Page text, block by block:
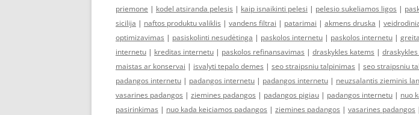
priemone | kodel atsiranda pelesis | kaip isnaikinti pelesi | pelesio sukeliamos ligos |
sicilija | naftos produktu valiklis | vandens filtrai | patarimai | akmens druska |
optimizavimas | pasiskolinti nesudėtinga | paskolos internetu | paskolos internetu |
internetu | kreditas internetu | paskolos refinansavimas | draskykles katems |
maistas ar konservai | isvalyti tepalo demes | seo straipsniu talpinimas | seo straipsniu
padangos internetu | padangos internetu | padangos internetu | neuzsalantis zieminis
vasarines padangos | ziemines padangos | padangos pigiau | padangos internetu | nuo
pasirinkimas | nuo kada keiciamos padangos | ziemines padangos | vasarines padangos